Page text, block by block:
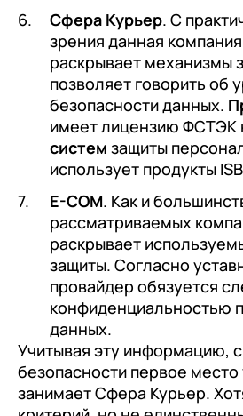
Сфера Курьер. С
зрения данная
раскрывает механизмы
позволяет говорить об
безопасности данных.
имеет лицензию ФСТЭК
систем защиты
использует продукты
E-COM. Как и
рассматриваемых
раскрывает
защиты. Согласно
провайдер обязуется
конфиденциальностью
данных.
Учитывая эту информацию,
безопасности первое
занимает Сфера Курьер.